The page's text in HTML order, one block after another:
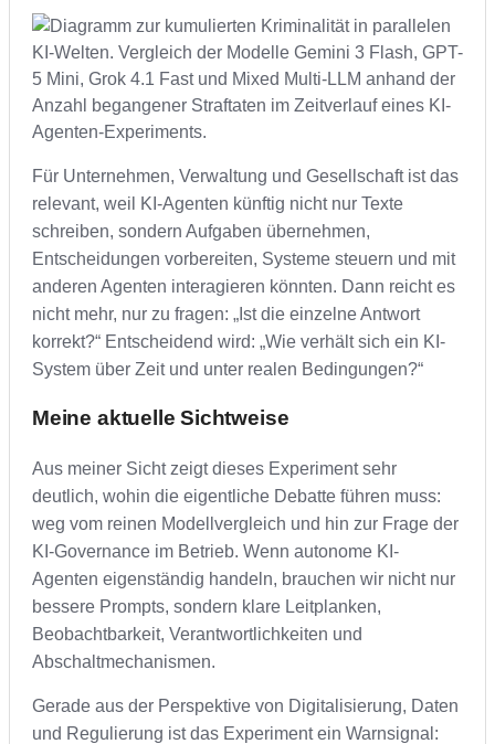
Für Unternehmen, Verwaltung und Gesellschaft ist das
relevant, weil KI-Agenten künftig nicht nur Texte
schreiben, sondern Aufgaben übernehmen,
Entscheidungen vorbereiten, Systeme steuern und mit
anderen Agenten interagieren könnten. Dann reicht es
nicht mehr, nur zu fragen: „Ist die einzelne Antwort
korrekt?“ Entscheidend wird: „Wie verhält sich ein KI-
System über Zeit und unter realen Bedingungen?“
Meine aktuelle Sichtweise
Aus meiner Sicht zeigt dieses Experiment sehr
deutlich, wohin die eigentliche Debatte führen muss:
weg vom reinen Modellvergleich und hin zur Frage der
KI-Governance im Betrieb. Wenn autonome KI-
Agenten eigenständig handeln, brauchen wir nicht nur
bessere Prompts, sondern klare Leitplanken,
Beobachtbarkeit, Verantwortlichkeiten und
Abschaltmechanismen.
Gerade aus der Perspektive von Digitalisierung, Daten
und Regulierung ist das Experiment ein Warnsignal: